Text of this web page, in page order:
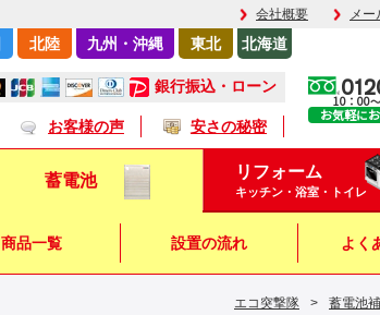
会社概要 メー
銀行振込・ローン
お客様の声 安さの秘密
北陸 九州・沖縄 東北 北海道
10：00
お気軽に
蓄電池 リフォーム
キッチン・浴室・トイレ
商品一覧 設置の流れ よく
エコ突撃隊 > 蓄電池